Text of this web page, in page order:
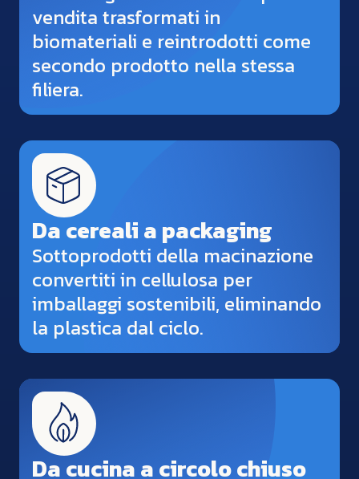
vendita trasformati in
biomateriali e reintrodotti come
secondo prodotto nella stessa
filiera.
Da cereali a packaging
Sottoprodotti della macinazione
convertiti in cellulosa per
imballaggi sostenibili, eliminando
la plastica dal ciclo.
Da cucina a circolo chiuso